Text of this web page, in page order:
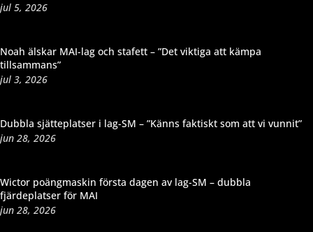
jul 5, 2026
Noah älskar MAI-lag och stafett – ”Det viktiga att kämpa
tillsammans”
jul 3, 2026
Dubbla sjätteplatser i lag-SM – ”Känns faktiskt som att vi vunnit”
jun 28, 2026
Wictor poängmaskin första dagen av lag-SM – dubbla
fjärdeplatser för MAI
jun 28, 2026